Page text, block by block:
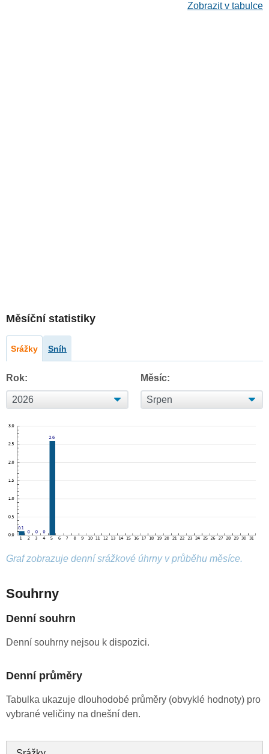
Zobrazit v tabulce
Měsíční statistiky
Srážky Sníh
Rok: Měsíc:
Graf zobrazuje denní srážkové úhrny v průběhu měsíce.
Souhrny
Denní souhrn
Denní souhrny nejsou k dispozici.
Denní průměry
Tabulka ukazuje dlouhodobé průměry (obvyklé hodnoty) pro
vybrané veličiny na dnešní den.